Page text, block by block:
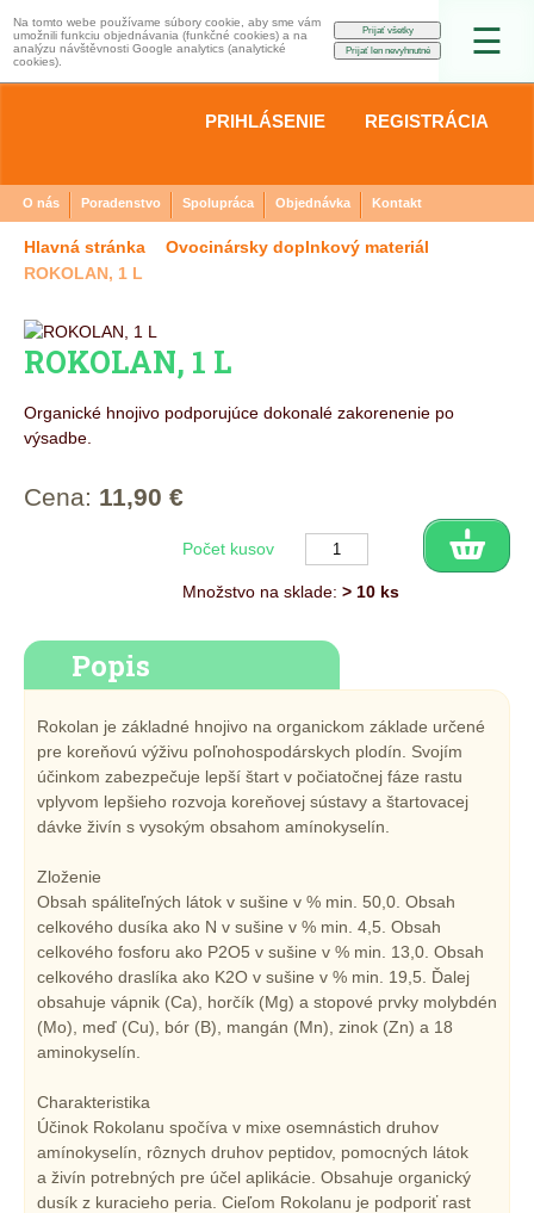
Na tomto webe používame súbory cookie, aby sme vám
umožnili funkciu objednávania (funkčné cookies) a na
analýzu návštěvnosti Google analytics (analytické
cookies).
☰
O nás Poradenstvo Spolupráca Objednávka Kontakt
PRIHLÁSENIE REGISTRÁCIA
Hlavná stránka
Ovocinársky doplnkový materiál
ROKOLAN, 1 L
ROKOLAN, 1 L
Organické hnojivo podporujúce dokonalé zakorenenie po
výsadbe.
Cena: 11,90 €
Počet kusov
Množstvo na sklade: > 10 ks
Popis
Rokolan je základné hnojivo na organickom základe určené
pre koreňovú výživu poľnohospodárskych plodín. Svojím
účinkom zabezpečuje lepší štart v počiatočnej fáze rastu
vplyvom lepšieho rozvoja koreňovej sústavy a štartovacej
dávke živín s vysokým obsahom amínokyselín.
Zloženie
Obsah spáliteľných látok v sušine v % min. 50,0. Obsah
celkového dusíka ako N v sušine v % min. 4,5. Obsah
celkového fosforu ako P2O5 v sušine v % min. 13,0. Obsah
celkového draslíka ako K2O v sušine v % min. 19,5. Ďalej
obsahuje vápnik (Ca), horčík (Mg) a stopové prvky molybdén
(Mo), meď (Cu), bór (B), mangán (Mn), zinok (Zn) a 18
aminokyselín.
Charakteristika
Účinok Rokolanu spočíva v mixe osemnástich druhov
amínokyselín, rôznych druhov peptidov, pomocných látok
a živín potrebných pre účel aplikácie. Obsahuje organický
dusík z kuracieho peria. Cieľom Rokolanu je podporiť rast